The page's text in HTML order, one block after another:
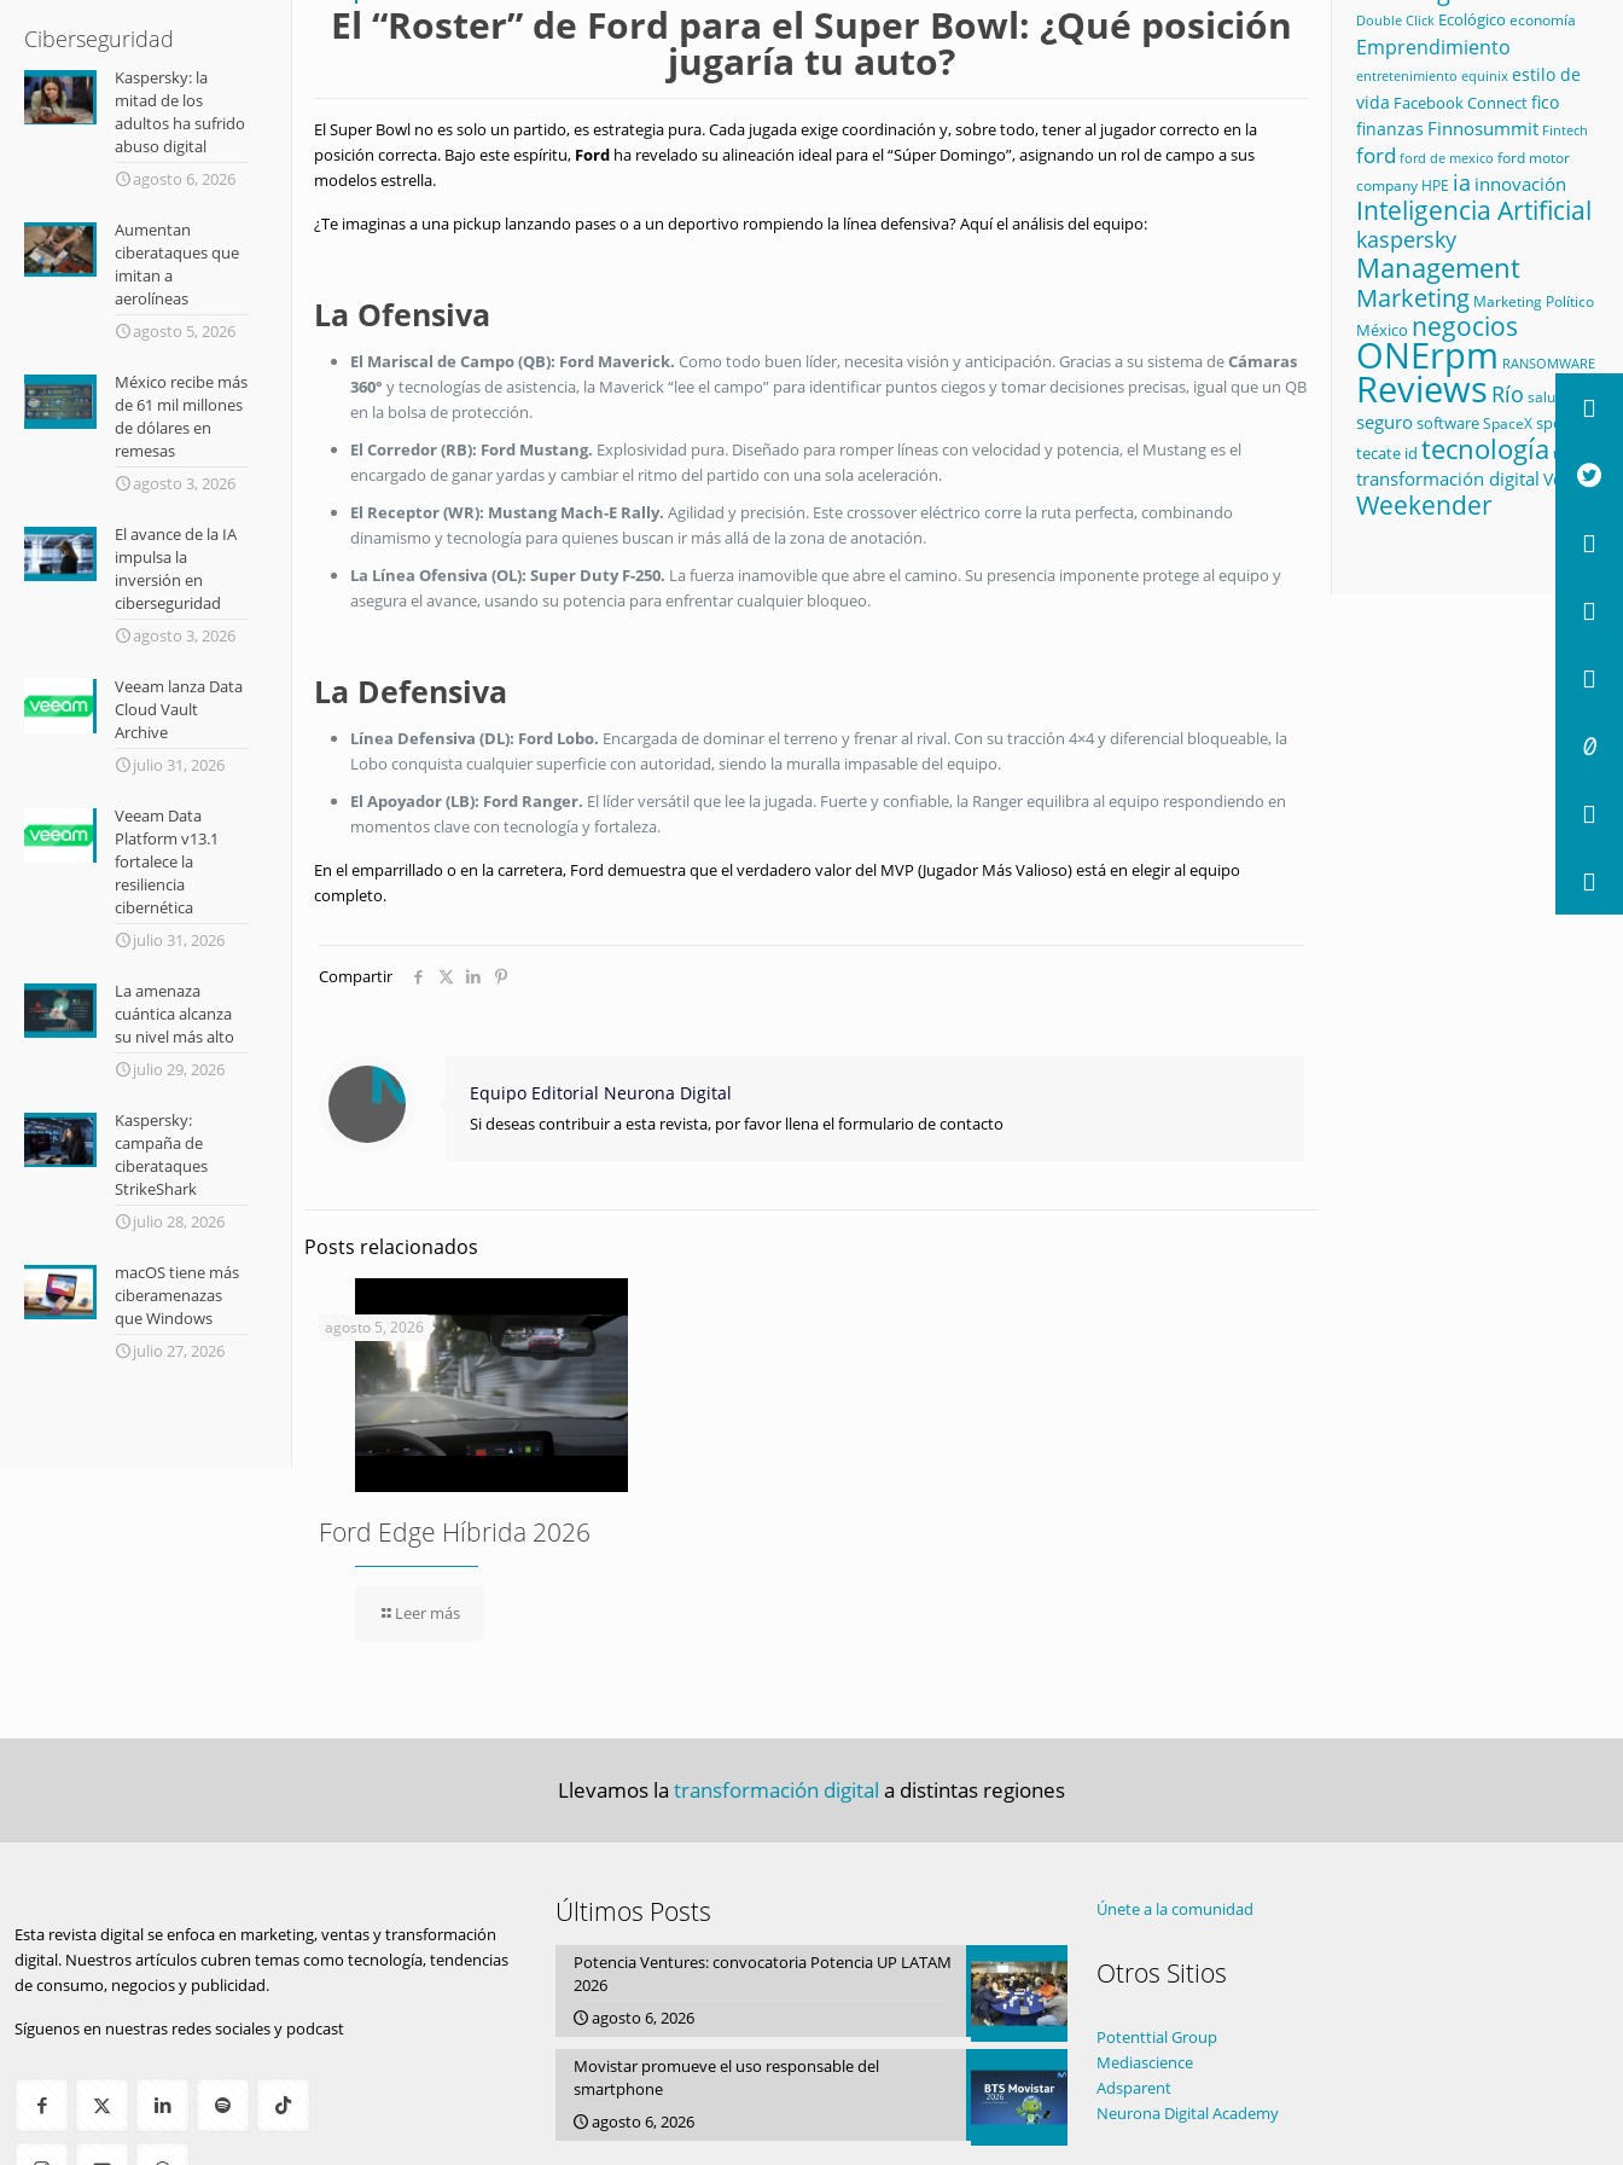
El “Roster” de Ford para el Super Bowl: ¿Qué posición
jugaría tu auto?
El Super Bowl no es solo un partido, es estrategia pura. Cada jugada exige coordinación y, sobre todo, tener al jugador correcto en la
posición correcta. Bajo este espíritu, Ford ha revelado su alineación ideal para el “Súper Domingo”, asignando un rol de campo a sus
modelos estrella.
¿Te imaginas a una pickup lanzando pases o a un deportivo rompiendo la línea defensiva? Aquí el análisis del equipo:
La Ofensiva
El Mariscal de Campo (QB): Ford Maverick. Como todo buen líder, necesita visión y anticipación. Gracias a su sistema deCámaras
360° y tecnologías de asistencia, la Maverick “lee el campo” para identificar puntos ciegos y tomar decisiones precisas, igual que un QB
en la bolsa de protección.
El Corredor (RB): Ford Mustang. Explosividad pura. Diseñado para romper líneas con velocidad y potencia, el Mustang es el
encargado de ganar yardas y cambiar el ritmo del partido con una sola aceleración.
El Receptor (WR): Mustang Mach-E Rally. Agilidad y precisión. Este crossover eléctrico corre la ruta perfecta, combinando
dinamismo y tecnología para quienes buscan ir más allá de la zona de anotación.
La Línea Ofensiva (OL): Super Duty F-250. La fuerza inamovible que abre el camino. Su presencia imponente protege al equipo y
asegura el avance, usando su potencia para enfrentar cualquier bloqueo.
La Defensiva
Línea Defensiva (DL): Ford Lobo. Encargada de dominar el terreno y frenar al rival. Con su tracción 4×4 y diferencial bloqueable, la
Lobo conquista cualquier superficie con autoridad, siendo la muralla impasable del equipo.
El Apoyador (LB): Ford Ranger. El líder versátil que lee la jugada. Fuerte y confiable, la Ranger equilibra al equipo respondiendo en
momentos clave con tecnología y fortaleza.
En el emparrillado o en la carretera, Ford demuestra que el verdadero valor del MVP (Jugador Más Valioso) está en elegir al equipo
completo.
Compartir
Equipo Editorial Neurona Digital
Si deseas contribuir a esta revista, por favor llena el formulario de contacto
Posts relacionados
agosto 5, 2026
Ford Edge Híbrida 2026
Leer más
Ciberseguridad
Kaspersky: la
mitad de los
adultos ha sufrido
abuso digital
agosto 6, 2026
Aumentan
ciberataques que
imitan a
aerolíneas
agosto 5, 2026
México recibe más
de 61 mil millones
de dólares en
remesas
agosto 3, 2026
El avance de la IA
impulsa la
inversión en
ciberseguridad
agosto 3, 2026
Veeam lanza Data
Cloud Vault
Archive
julio 31, 2026
Veeam Data
Platform v13.1
fortalece la
resiliencia
cibernética
julio 31, 2026
La amenaza
cuántica alcanza
su nivel más alto
julio 29, 2026
Kaspersky:
campaña de
ciberataques
StrikeShark
julio 28, 2026
macOS tiene más
ciberamenazas
que Windows
julio 27, 2026
Double Click Ecológico economía
Emprendimiento
entretenimiento equinix estilo de
vida Facebook Connectfico
finanzas Finnosummit Fintech
ford ford de mexico ford motor
company HPE ia innovación
Inteligencia Artificial
kaspersky
Management
Marketing Marketing Político
México negocios
ONErpm RANSOMWARE
Reviews Río salud
segurosoftwareSpaceXsport
tecate id tecnología thales
transformación digital Veeam
Weekender
Llevamos la transformación digital a distintas regiones
Esta revista digital se enfoca en marketing, ventas y transformación
digital. Nuestros artículos cubren temas como tecnología, tendencias
de consumo, negocios y publicidad.
Síguenos en nuestras redes sociales y podcast
Últimos Posts
Potencia Ventures: convocatoria Potencia UP LATAM
2026
agosto 6, 2026
Movistar promueve el uso responsable del
smartphone
agosto 6, 2026
Únete a la comunidad
Otros Sitios
Potenttial Group
Mediascience
Adsparent
Neurona Digital Academy